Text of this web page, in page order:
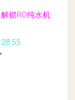
锁RO纯水机